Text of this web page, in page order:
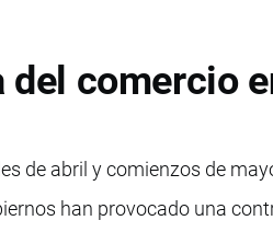
del comercio
de abril y comienzos de
han provocado una